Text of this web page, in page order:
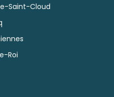
Saint-Cloud
Roi